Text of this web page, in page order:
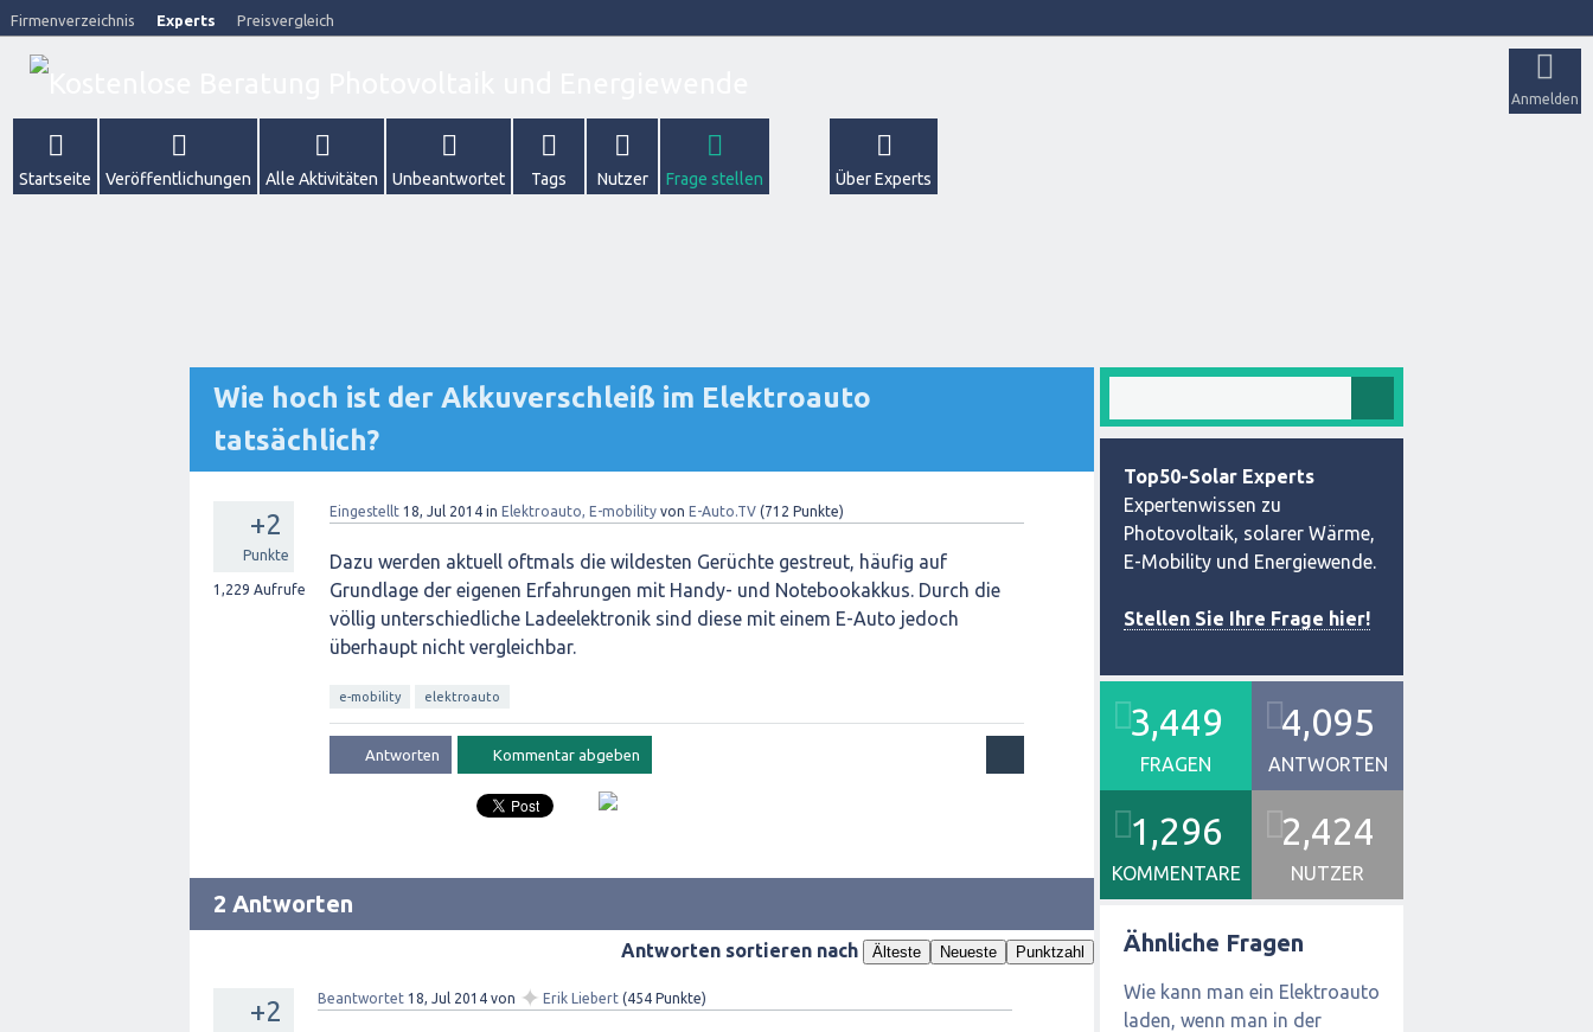
Firmenverzeichnis Experts Preisvergleich
Anmelden
Startseite Veröffentlichungen Alle Aktivitäten Unbeantwortet Tags Nutzer Frage stellen Über Experts
Wie hoch ist der Akkuverschleiß im Elektroauto
tatsächlich?
+2
Punkte
1,229 Aufrufe
Eingestellt 18, Jul 2014 in Elektroauto, E-mobility von E-Auto.TV (712 Punkte)
Dazu werden aktuell oftmals die wildesten Gerüchte gestreut, häufig auf
Grundlage der eigenen Erfahrungen mit Handy- und Notebookakkus. Durch die
völlig unterschiedliche Ladeelektronik sind diese mit einem E-Auto jedoch
überhaupt nicht vergleichbar.
e-mobility elektroauto
2 Antworten
Antworten sortieren nach Älteste Neueste Punktzahl
+2 Beantwortet 18, Jul 2014 von ✦ Erik Liebert (454 Punkte)
Top50-Solar Experts
Expertenwissen zu
Photovoltaik, solarer Wärme,
E-Mobility und Energiewende.
Stellen Sie Ihre Frage hier!
3,449
FRAGEN
4,095
ANTWORTEN
1,296
KOMMENTARE
2,424
NUTZER
Ähnliche Fragen
Wie kann man ein Elektroauto
laden, wenn man in der